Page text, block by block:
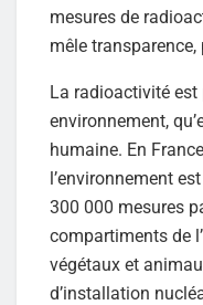
mesures de
mêle
La radioactivité
environnement,
humaine. En
l’environnement
300 000 mesures
compartiments de
végétaux et
d’installation